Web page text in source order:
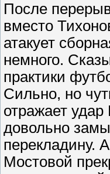
После
вместо
атакует
немного.
практики
Сильно, но
отражает удар
довольно
перекладину.
Мостовой